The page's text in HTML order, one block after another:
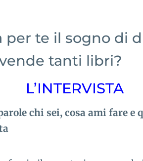
per te il sogno di
tanti libri?
L’INTERVISTA
chi sei, cosa ami fare e